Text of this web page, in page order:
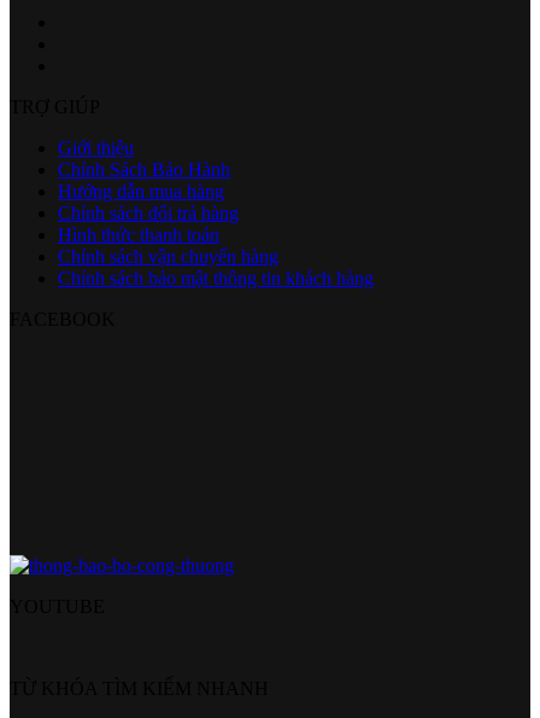
Giới thiệu
Chính Sách Bảo Hành
Hướng dẫn mua hàng
Chính sách đổi trả hàng
Hình thức thanh toán
Chính sách vận chuyển hàng
Chính sách bảo mật thông tin khách hàng